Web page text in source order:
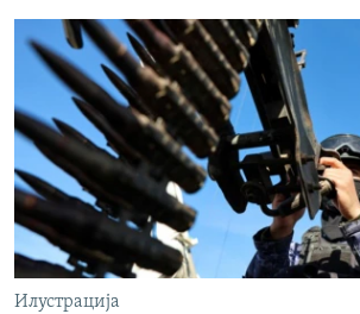
Илустрација